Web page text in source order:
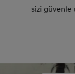
sizi güvenle